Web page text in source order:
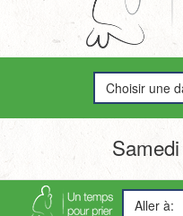
Choisir une
Aller à: